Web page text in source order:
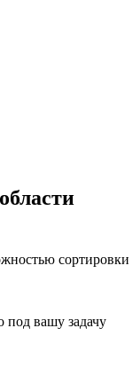
сортировки
под вашу задачу